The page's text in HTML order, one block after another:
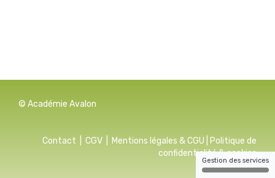
© Académie Avalon
Contact CGV Mentions légales & CGU
Politique de
confidentialité & cookies
Gestion des services